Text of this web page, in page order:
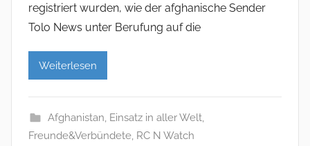
registriert wurden, wie der afghanische Sender
Tolo News unter Berufung auf die
Weiterlesen
Afghanistan, Einsatz in aller Welt,
Freunde&Verbündete, RC N Watch